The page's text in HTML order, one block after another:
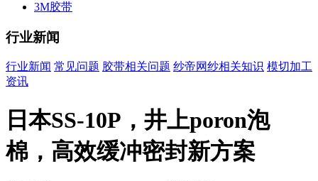
3M胶带
行业新闻
行业新闻 常见问题 胶带相关问题 纱帝网纱相关知识 模切加工
资讯
日本SS-10P，井上poron泡
棉，高效缓冲密封新方案